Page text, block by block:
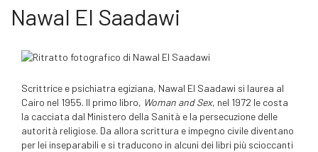
Nawal El Saadawi
Scrittrice e psichiatra egiziana, Nawal El Saadawi si laurea al
Cairo nel 1955. Il primo libro, Woman and Sex, nel 1972 le costa
la cacciata dal Ministero della Sanità e la persecuzione delle
autorità religiose. Da allora scrittura e impegno civile diventano
per lei inseparabili e si traducono in alcuni dei libri più scioccanti